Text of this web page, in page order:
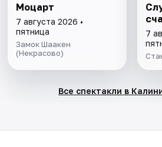
Моцарт
7 августа 2026 •
пятница
Замок Шаакен
(Некрасово)
7
Все спектакли в